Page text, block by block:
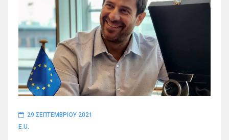
29 ΣΕΠΤΕΜΒΡΊΟΥ 2021
E.U.